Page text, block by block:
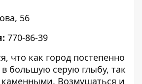
56
770-86-39
что как город постепенно
большую серую глыбу, так
каменными. Возмущаться и